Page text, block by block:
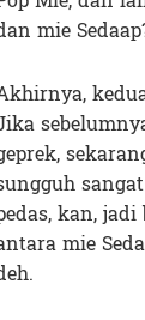
mie
kan,
mie